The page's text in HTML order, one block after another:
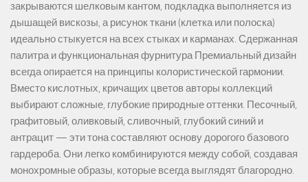
закрываются шелковым кантом, подкладка выполняется из
дышащей вискозы, а рисунок ткани (клетка или полоска)
идеально стыкуется на всех стыках и карманах. Сдержанная
палитра и функциональная фурнитура Премиальный дизайн
всегда опирается на принципы колористической гармонии.
Вместо кислотных, кричащих цветов авторы коллекций
выбирают сложные, глубокие природные оттенки. Песочный,
графитовый, оливковый, сливочный, глубокий синий и
антрацит — эти тона составляют основу дорогого базового
гардероба. Они легко комбинируются между собой, создавая
монохромные образы, которые всегда выглядят благородно.